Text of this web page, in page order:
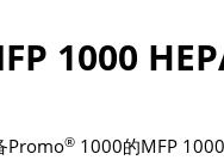
1000
Promo®1000的MFP